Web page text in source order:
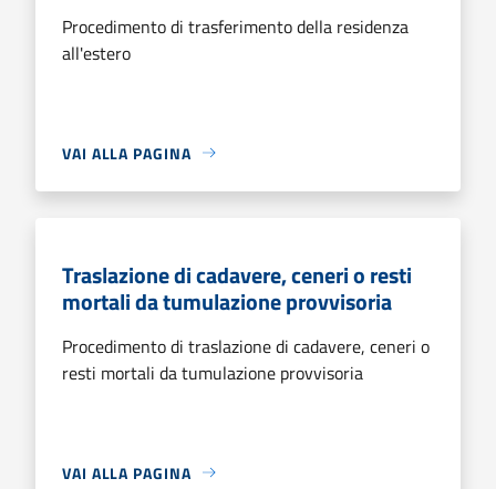
Procedimento di trasferimento della residenza
all'estero
VAI ALLA PAGINA
Traslazione di cadavere, ceneri o resti
mortali da tumulazione provvisoria
Procedimento di traslazione di cadavere, ceneri o
resti mortali da tumulazione provvisoria
VAI ALLA PAGINA